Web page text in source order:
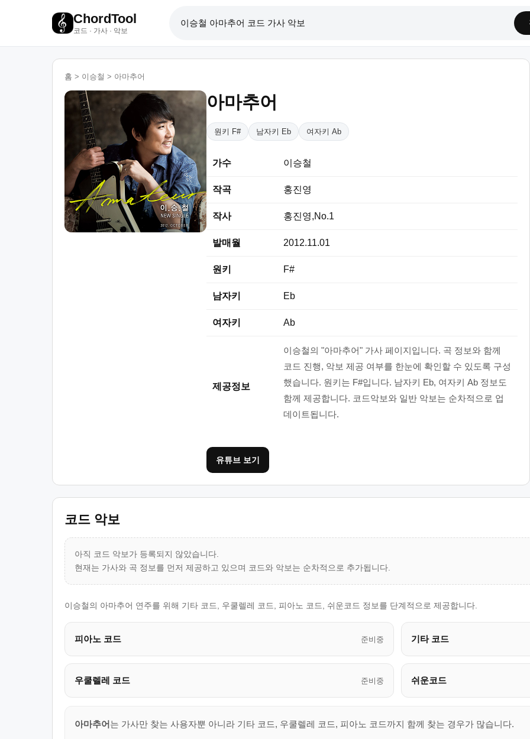
ChordTool
코드 · 가사 · 악보
홈 > 이승철 > 아마추어
아마추어
원키 F# 남자키 Eb 여자키 Ab
가수 이승철
작곡 홍진영
작사 홍진영,No.1
발매월 2012.11.01
원키 F#
남자키 Eb
여자키 Ab
제공정보
이승철의 "아마추어" 가사 페이지입니다. 곡 정보와 함께
코드 진행, 악보 제공 여부를 한눈에 확인할 수 있도록 구성
했습니다. 원키는 F#입니다. 남자키 Eb, 여자키 Ab 정보도
함께 제공합니다. 코드악보와 일반 악보는 순차적으로 업
데이트됩니다.
유튜브 보기
코드 악보
아직 코드 악보가 등록되지 않았습니다.
현재는 가사와 곡 정보를 먼저 제공하고 있으며 코드와 악보는 순차적으로 추가됩니다.
이승철의 아마추어 연주를 위해 기타 코드, 우쿨렐레 코드, 피아노 코드, 쉬운코드 정보를 단계적으로 제공합니다.
피아노 코드 준비중 기타 코드
우쿨렐레 코드 준비중 쉬운코드
아마추어는 가사만 찾는 사용자뿐 아니라 기타 코드, 우쿨렐레 코드, 피아노 코드까지 함께 찾는 경우가 많습니다.